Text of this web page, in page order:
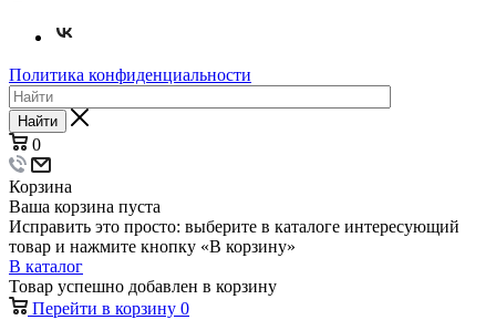
Политика конфиденциальности
Найти
0
Корзина
Ваша корзина пуста
Исправить это просто: выберите в каталоге интересующий
товар и нажмите кнопку «В корзину»
В каталог
Товар успешно добавлен в корзину
Перейти в корзину 0